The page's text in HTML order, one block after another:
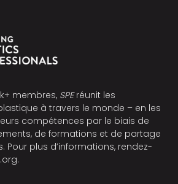
membres, SPEréunit les
à travers le monde – en les
compétences par le biais de
de formations et de partage
Pour plus d’informations, rendez-
.